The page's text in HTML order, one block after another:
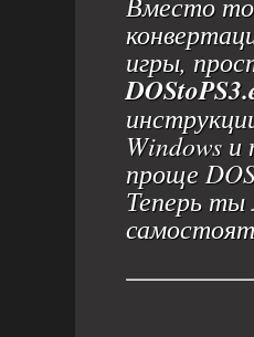
игры,
Windows и
проще
Теперь